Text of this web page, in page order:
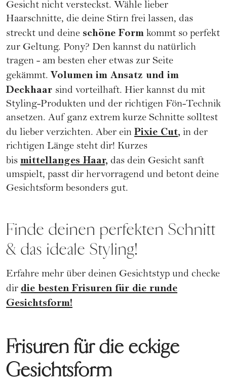
Gesicht nicht versteckst. Wähle lieber
Haarschnitte, die deine Stirn frei lassen, das
streckt und deine schöne Form kommt so perfekt
zur Geltung. Pony? Den kannst du natürlich
tragen - am besten eher etwas zur Seite
gekämmt. Volumen im Ansatz und im
Deckhaar sind vorteilhaft. Hier kannst du mit
Styling-Produkten und der richtigen Fön-Technik
ansetzen. Auf ganz extrem kurze Schnitte solltest
du lieber verzichten. Aber ein Pixie Cut, in der
richtigen Länge steht dir! Kurzes
bis mittellanges Haar, das dein Gesicht sanft
umspielt, passt dir hervorragend und betont deine
Gesichtsform besonders gut.
Finde deinen perfekten Schnitt
& das ideale Styling!
Erfahre mehr über deinen Gesichtstyp und checke
dir die besten Frisuren für die runde
Gesichtsform!
Frisuren für die eckige
Gesichtsform